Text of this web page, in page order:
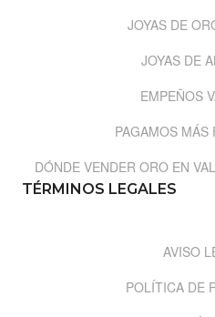
JOYAS DE
JOYAS DE
EMPEÑOS
PAGAMOS MÁS
DÓNDE VENDER ORO EN
TÉRMINOS LEGALES
AVISO
POLÍTICA DE